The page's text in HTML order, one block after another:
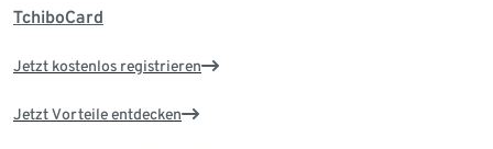
TchiboCard
Jetzt kostenlos registrieren
Jetzt Vorteile entdecken